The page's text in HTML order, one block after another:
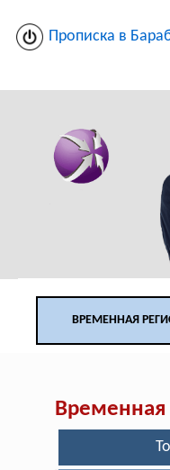
Прописка в
ВРЕМЕННАЯ
Временная